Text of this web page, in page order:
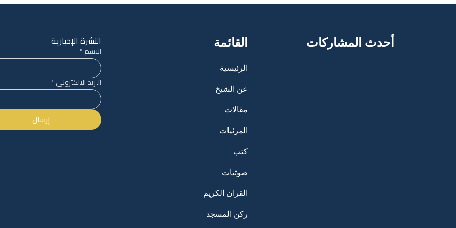
النشرة الإخبارية
الاسم*
البريد الالكتروني*
إرسال
القائمة
الرئيسية
عن الشيخ
مقالات
المرئيات
كتب
صوتيات
القران الكريم
ركن المسجد
أحدث المشاركات